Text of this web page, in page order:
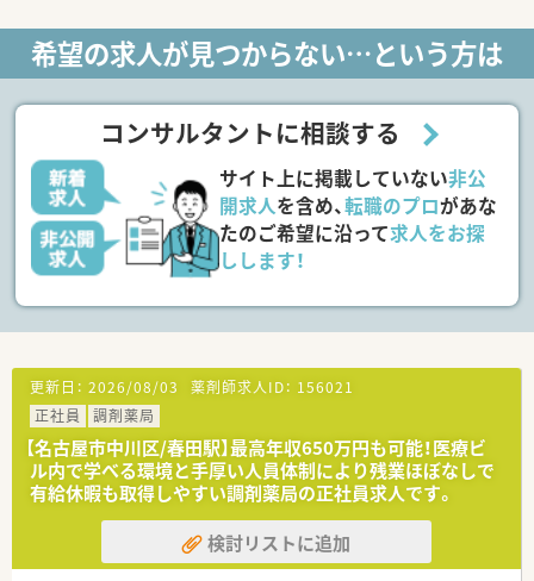
です。
■門前のクリニックから内科や外科をはじめとした複数科目の
処方箋を応需しており、1日あたり平均80枚を応需しています。
【募集背景と求める人物像について】
■地域に密着した医療サービスのさらなる向上と体制強化を目
的としており、体制にゆとりを持たせるための増員募集です。
■会社の温かく穏やかな社風に馴染むことができる、協調性があ
り患者様に対して誠実に優しく向き合える方を求めています。
■将来的に管理薬剤師へのステップアップが可能な方や、柔軟に
【法人特徴について】
200店舗近くの調剤薬局を展開しているため経営基盤は盤石で
す。
■調剤薬局の運営にとどまらず、介護事業や健康食品事業、スポ
ーツジムの運営など健康に関わる幅広い事業を展開していま
す。
■お客様第一主義を掲げており、おもてなしの心を持って地域の
方々の健康づくりを総合的に支援できる薬局を目指していま
す。
希望の求人が見つからない…という方は
コンサルタントに相談する
サイト上に掲載していない非公
開求人を含め、転職のプロがあな
たのご希望に沿って求人をお探
しします！
更新日： 2026/08/03 薬剤師求人ID： 156021
正社員
調剤薬局
【名古屋市中川区/春田駅】最高年収650万円も可能！医療ビ
ル内で学べる環境と手厚い人員体制により残業ほぼなしで
有給休暇も取得しやすい調剤薬局の正社員求人です。
検討リストに追加